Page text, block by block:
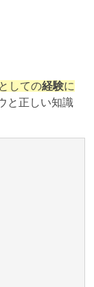
しての経験に
と正しい知識